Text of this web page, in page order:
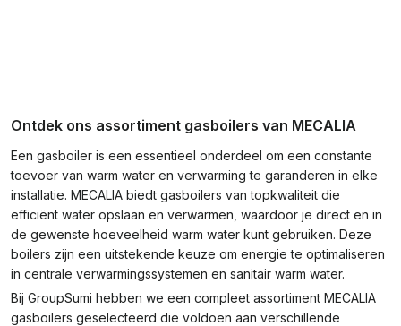
Ontdek ons assortiment gasboilers van MECALIA
Een gasboiler is een essentieel onderdeel om een constante
toevoer van warm water en verwarming te garanderen in elke
installatie. MECALIA biedt gasboilers van topkwaliteit die
efficiënt water opslaan en verwarmen, waardoor je direct en in
de gewenste hoeveelheid warm water kunt gebruiken. Deze
boilers zijn een uitstekende keuze om energie te optimaliseren
in centrale verwarmingssystemen en sanitair warm water.
Bij GroupSumi hebben we een compleet assortiment MECALIA
gasboilers geselecteerd die voldoen aan verschillende